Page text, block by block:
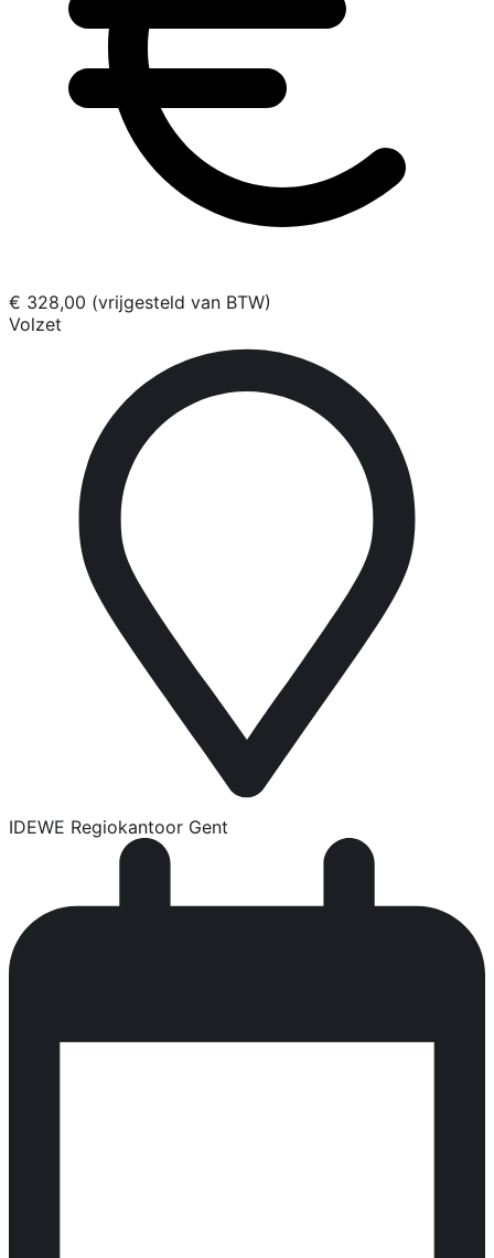
€ 328,00 (vrijgesteld van BTW)
Volzet
IDEWE Regiokantoor Gent